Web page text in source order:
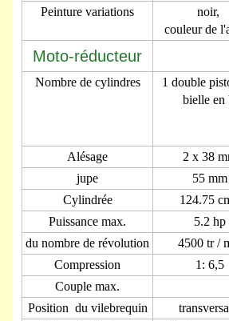
Peinture variations
noir,
couleur de
Moto-réducteur
Nombre de cylindres
1 double
bielle en
Alésage
2 x 38
jupe
55 mm
Cylindrée
124.75
Puissance max.
5.2 hp
du nombre de révolution
4500 tr /
Compression
1: 6,5
Couple max.
Position du vilebrequin